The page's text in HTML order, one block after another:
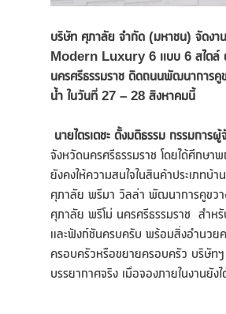
บริษัท ศุภาลัย จำกัด (มหาชน) จัดงา
Modern Luxury 6 เเบบ 6 สไตล์
นครศรีธรรมราช ติดถนนพัฒนาการคู
น้ำ ในวันที่ 27 – 28 สิงหาคมนี้
นายไตรเตชะ ตั้งมติธรรม กรรมกา
จังหวัดนครศรีธรรมราช โดยได้ศึกษ
ยังคงให้ความสนใจในสินค้าประเภทบ้
ศุภาลัย พรีมา วิลล่า พัฒนาการคูขวา
ศุภาลัย พรีโม่ นครศรีธรรมราช สำหรั
และฟังก์ชันครบครับ พร้อมสิ่งอำนวยค
ครอบครัวหรือขยายครอบครัว บริษัท
บรรยากาศจริง เมื่อจองภายในงานยั